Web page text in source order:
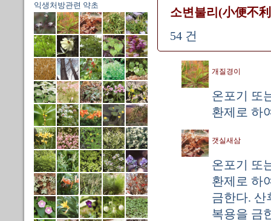
익생처방관련 약초
소변불리(小便不
54 건
개질경이
온포기 또
환제로 하
갯실새삼
온포기 또
환제로 하
금한다. 산
복용을 금